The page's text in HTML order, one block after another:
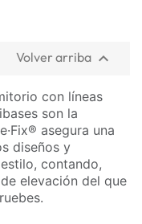
Volver arriba 
con líneas
son la
asegura una
diseños y
contando,
elevación del que